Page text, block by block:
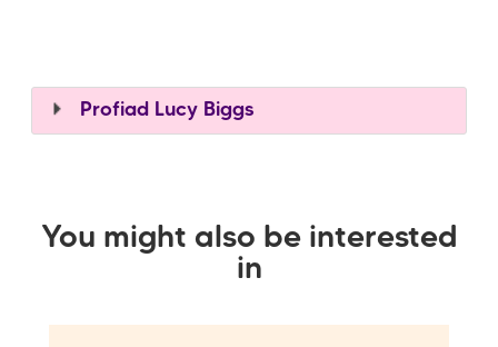
Profiad Lucy Biggs
You might also be interested
in